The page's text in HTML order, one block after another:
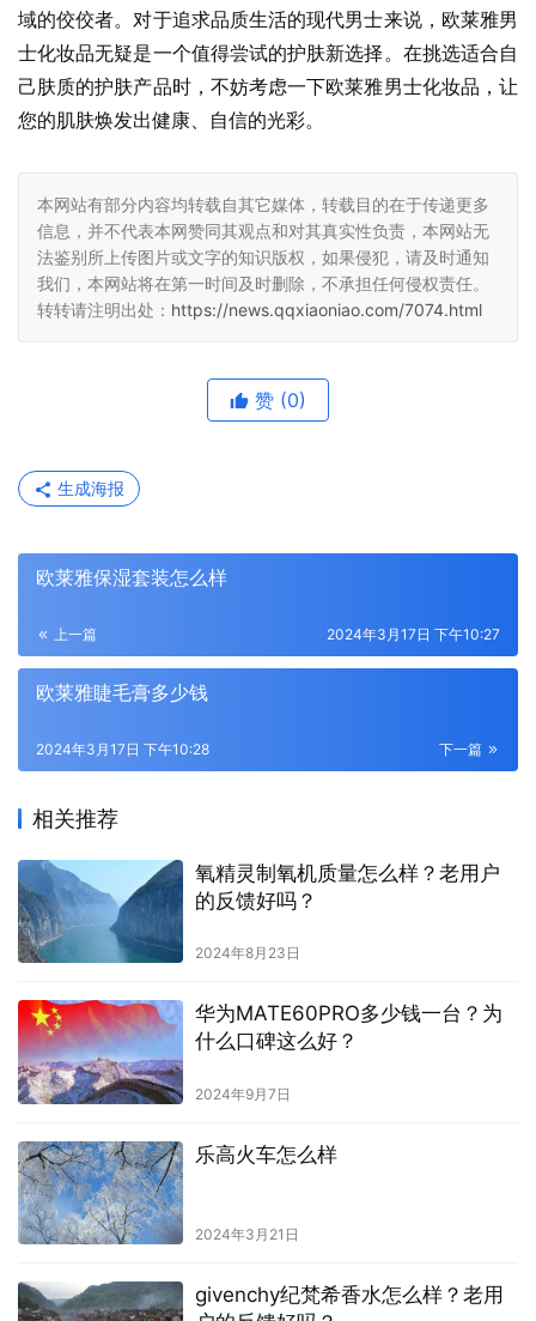
域的佼佼者。对于追求品质生活的现代男士来说，欧莱雅男
士化妆品无疑是一个值得尝试的护肤新选择。在挑选适合自
己肤质的护肤产品时，不妨考虑一下欧莱雅男士化妆品，让
您的肌肤焕发出健康、自信的光彩。
本网站有部分内容均转载自其它媒体，转载目的在于传递更多
信息，并不代表本网赞同其观点和对其真实性负责，本网站无
法鉴别所上传图片或文字的知识版权，如果侵犯，请及时通知
我们，本网站将在第一时间及时删除，不承担任何侵权责任。
转转请注明出处： https://news.qqxiaoniao.com/7074.html
赞 (0)
生成海报
欧莱雅保湿套装怎么样
上一篇 2024年3月17日 下午10:27
欧莱雅睫毛膏多少钱
下一篇
2024年3月17日 下午10:28
相关推荐
氧精灵制氧机质量怎么样？老用户
的反馈好吗？
2024年8月23日
华为MATE60PRO多少钱一台？为
什么口碑这么好？
2024年9月7日
乐高火车怎么样
2024年3月21日
givenchy纪梵希香水怎么样？老用